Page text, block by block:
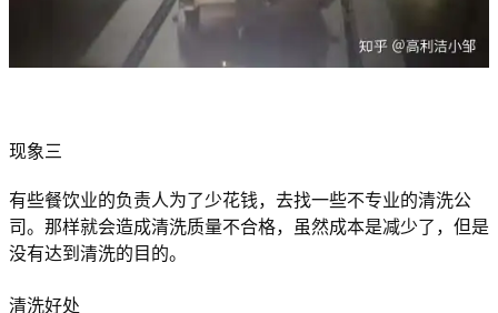
现象三
有些餐饮业的负责人为了少花钱，去找一些不专业的清洗公
司。那样就会造成清洗质量不合格，虽然成本是减少了，但是
没有达到清洗的目的。
清洗好处